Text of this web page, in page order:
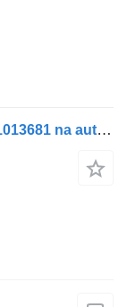
Turbokompresor MAN,SOLARIS 51081013681 na autobusa MAN